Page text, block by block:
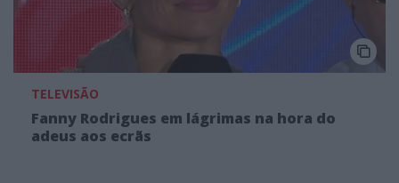
TELEVISÃO
Fanny Rodrigues em lágrimas na hora do
adeus aos ecrãs